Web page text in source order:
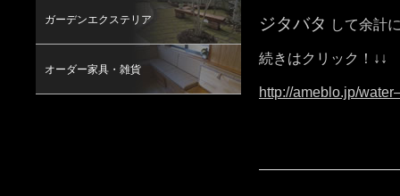
ガーデンエクステリア
オーダー家具・雑貨
ジタバタ して余計
続きはクリック！↓↓
http://ameblo.jp/